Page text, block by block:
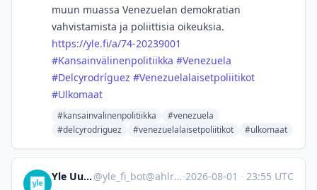
muun muassa Venezuelan demokratian
vahvistamista ja poliittisia oikeuksia.
https://yle.fi/a/74-20239001
#Kansainvälinenpolitiikka #Venezuela
#Delcyrodríguez #Venezuelalaisetpoliitikot
#Ulkomaat
#kansainvalinenpolitiikka
#venezuela
#delcyrodriguez
#venezuelalaisetpoliitikot #ulkomaat
Yle Uutiset @yle_fi_bot@ahlroos.me ·2026-08-01 · 23:55 UTC